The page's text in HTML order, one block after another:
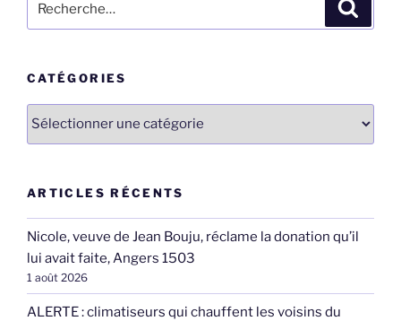
pour
CATÉGORIES
Catégories
ARTICLES RÉCENTS
Nicole, veuve de Jean Bouju, réclame la donation qu’il
lui avait faite, Angers 1503
1 août 2026
ALERTE : climatiseurs qui chauffent les voisins du